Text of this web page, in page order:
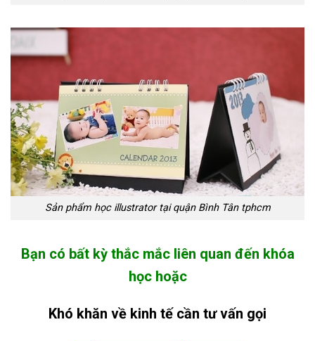
Sản phẩm học illustrator tại quận Bình Tân tphcm
Bạn có bất kỳ thắc mắc liên quan đến khóa
học hoặc
Khó khăn về kinh tế cần tư vấn gọi